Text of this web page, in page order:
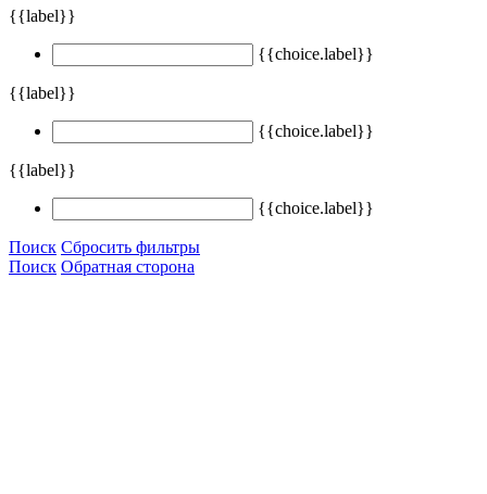
{{label}}
{{choice.label}}
{{label}}
{{choice.label}}
{{label}}
{{choice.label}}
Поиск Сбросить фильтры
Поиск Обратная сторона